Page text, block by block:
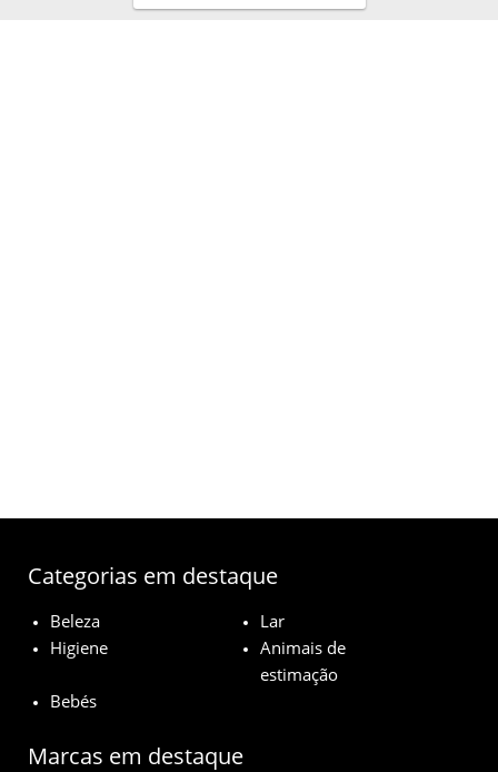
Categorias em destaque
Beleza
Lar
Higiene
Animais de
estimação
Bebés
Marcas em destaque